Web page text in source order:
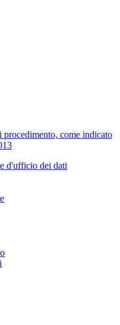
come indicato
d'ufficio dei dati